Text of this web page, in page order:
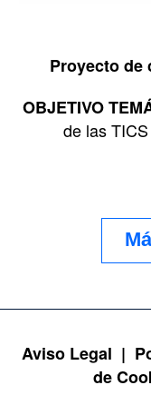
Proyecto de
OBJETIVO
de las
Aviso Legal |
de